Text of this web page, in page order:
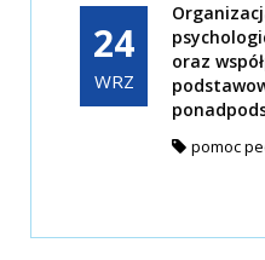
24
WRZ
oraz
pomoc